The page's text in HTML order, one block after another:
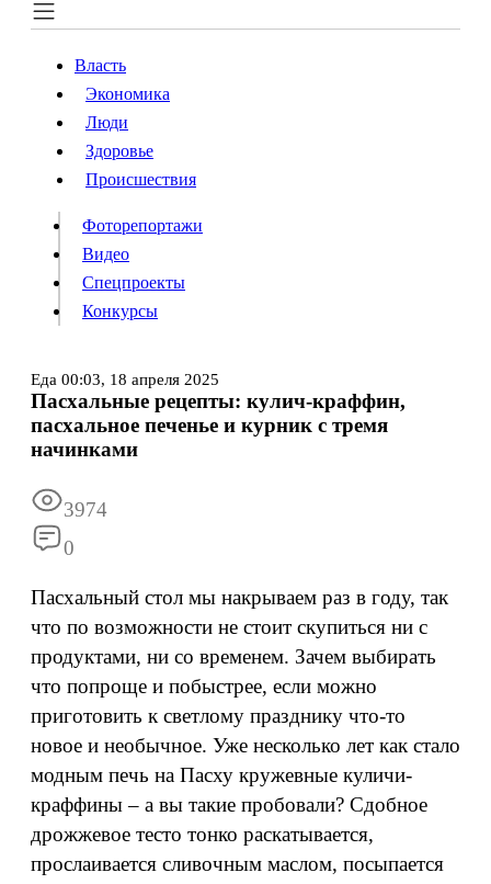
Власть
Происшествия
Видео
Конкурсы
РекламаВсе новости
Власть
Экономика
Люди
Здоровье
Происшествия
Фоторепортажи
Видео
Спецпроекты
Конкурсы
Еда 00:03, 18 апреля 2025
Пасхальные рецепты: кулич-краффин,
пасхальное печенье и курник с тремя
начинками
3974
0
Пасхальный стол мы накрываем раз в году, так
что по возможности не стоит скупиться ни с
продуктами, ни со временем. Зачем выбирать
что попроще и побыстрее, если можно
приготовить к светлому празднику что-то
новое и необычное. Уже несколько лет как стало
модным печь на Пасху кружевные куличи-
краффины – а вы такие пробовали? Сдобное
дрожжевое тесто тонко раскатывается,
прослаивается сливочным маслом, посыпается